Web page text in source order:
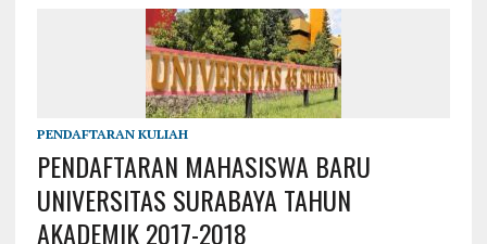
PENDAFTARAN KULIAH
PENDAFTARAN MAHASISWA BARU
UNIVERSITAS SURABAYA TAHUN
AKADEMIK 2017-2018